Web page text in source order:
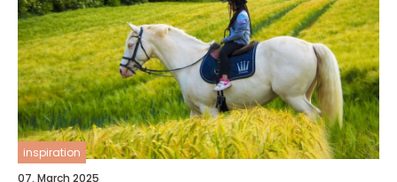
inspiration
07. March 2025